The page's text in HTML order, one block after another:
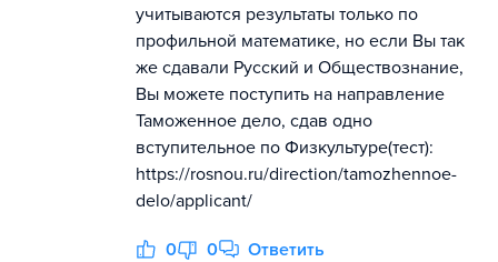
учитываются результаты только по
профильной математике, но если Вы так
же сдавали Русский и Обществознание,
Вы можете поступить на направление
Таможенное дело, сдав одно
вступительное по Физкультуре(тест):
https://rosnou.ru/direction/tamozhennoe-
delo/applicant/
0 0 Ответить